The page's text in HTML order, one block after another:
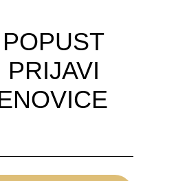
PRIJAVI